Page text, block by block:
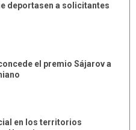
deportasen a solicitantes
el premio Sájarov a
en los territorios